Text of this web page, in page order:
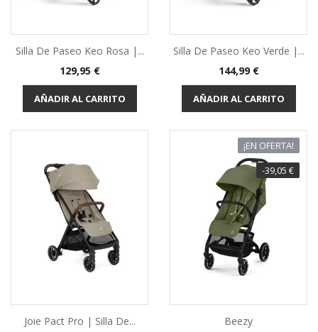
Silla De Paseo Keo Rosa |...
Precio
129,95 €
AÑADIR AL CARRITO
Silla De Paseo Keo Verde |...
Precio
144,99 €
AÑADIR AL CARRITO
Joie Pact Pro | Silla De...
¡EN OFERTA!
-39,05 €
Beezy